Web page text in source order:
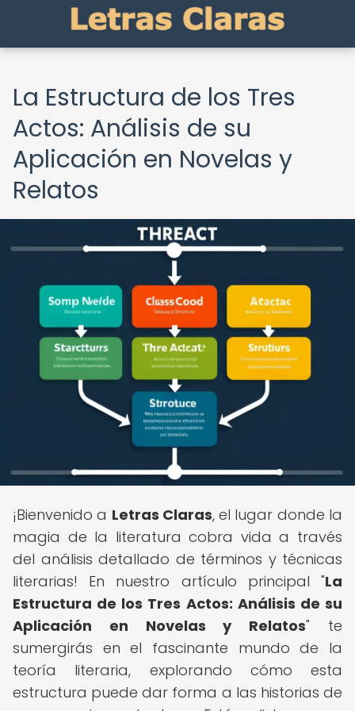
La Estructura de los Tres
Actos: Análisis de su
Aplicación en Novelas y
Relatos
¡Bienvenido a Letras Claras, el lugar donde la
magia de la literatura cobra vida a través
del análisis detallado de términos y técnicas
literarias! En nuestro artículo principal "La
Estructura de los Tres Actos: Análisis de su
Aplicación en Novelas y Relatos" te
sumergirás en el fascinante mundo de la
teoría literaria, explorando cómo esta
estructura puede dar forma a las historias de